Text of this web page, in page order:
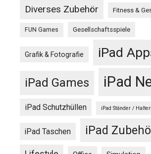
Diverses Zubehör Fitness &
FUN Games Gesellschaftsspiele
Grafik & Fotografie iPad
iPad Games iPad
iPad Schutzhüllen iPad Ständer /
iPad Taschen iPad